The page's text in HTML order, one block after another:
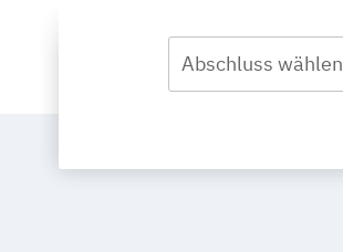
Abschluss wählen